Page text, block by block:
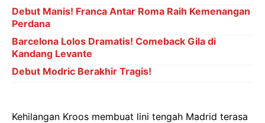
Debut Manis! Franca Antar Roma Raih Kemenangan
Perdana
Barcelona Lolos Dramatis! Comeback Gila di
Kandang Levante
Debut Modric Berakhir Tragis!
Kehilangan Kroos membuat lini tengah Madrid terasa